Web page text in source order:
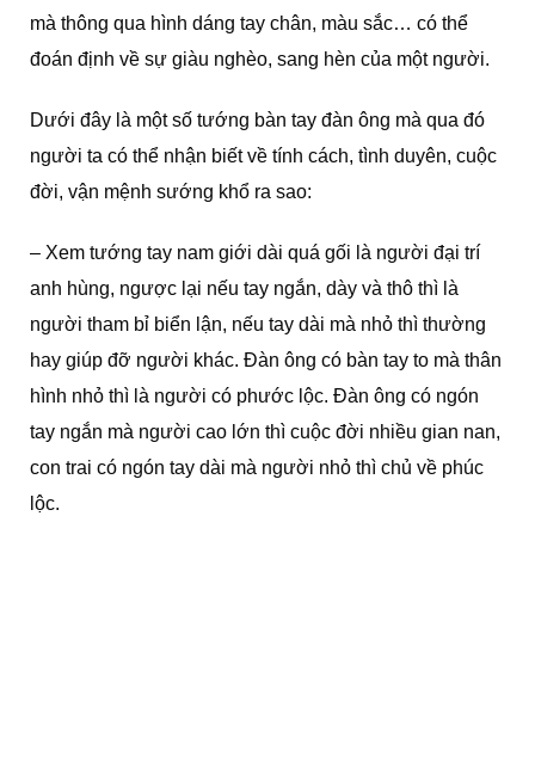
mà thông qua hình dáng tay chân, màu sắc… có thể
đoán định về sự giàu nghèo, sang hèn của một người.
Dưới đây là một số tướng bàn tay đàn ông mà qua đó
người ta có thể nhận biết về tính cách, tình duyên, cuộc
đời, vận mệnh sướng khổ ra sao:
– Xem tướng tay nam giới dài quá gối là người đại trí
anh hùng, ngược lại nếu tay ngắn, dày và thô thì là
người tham bỉ biển lận, nếu tay dài mà nhỏ thì thường
hay giúp đỡ người khác. Đàn ông có bàn tay to mà thân
hình nhỏ thì là người có phước lộc. Đàn ông có ngón
tay ngắn mà người cao lớn thì cuộc đời nhiều gian nan,
con trai có ngón tay dài mà người nhỏ thì chủ về phúc
lộc.